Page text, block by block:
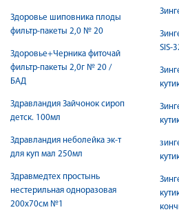
Здоровье шиповника плоды
фильтр-пакеты 2,0 № 20
Здоровье+Черника фиточай
фильтр-пакеты 2,0г № 20 /
БАД
Здравландия Зайчонок сироп
детск. 100мл
Здравландия неболейка эк-т
для куп мал 250мл
Здравмедтех простынь
нестерильная одноразовая
200х70см №1
SIS-